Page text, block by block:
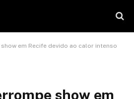
em Recife devido ao calor intenso
show em